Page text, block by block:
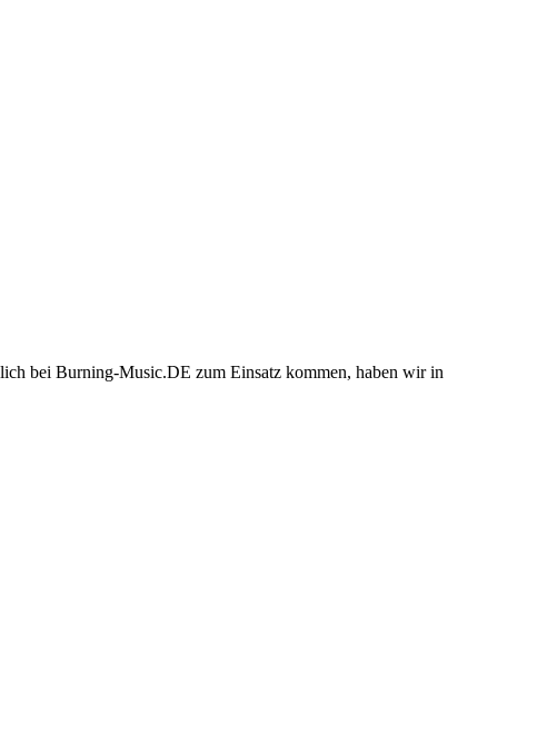
bei Burning-Music.DE zum Einsatz kommen, haben wir in